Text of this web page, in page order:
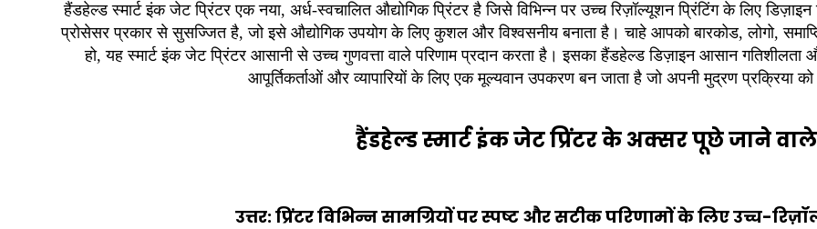
हैंडहेल्ड स्मार्ट इंक जेट प्रिंटर एक नया, अर्ध-स्वचालित औद्योगिक प्रिंटर है जिसे विभिन्न पर उच्च रिज़ॉल्यूशन प्रिंटिंग के लिए
प्रोसेसर प्रकार से सुसज्जित है, जो इसे औद्योगिक उपयोग के लिए कुशल और विश्वसनीय बनाता है। चाहे आपको बारकोड, लोगो,
हो, यह स्मार्ट इंक जेट प्रिंटर आसानी से उच्च गुणवत्ता वाले परिणाम प्रदान करता है। इसका हैंडहेल्ड डिज़ाइन आसान
आपूर्तिकर्ताओं और व्यापारियों के लिए एक मूल्यवान उपकरण बन जाता है जो अपनी मुद्रण प्रक्रिया
हैंडहेल्ड स्मार्ट इंक जेट प्रिंटर के अक्सर पूछे जाने वाले
उत्तर: प्रिंटर विभिन्न सामग्रियों पर स्पष्ट और सटीक परिणामों के लिए उच्च-